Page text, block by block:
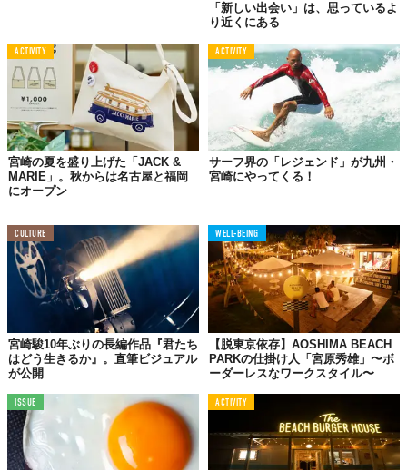
「新しい出会い」は、思っているよ
り近くにある
ACTIVITY
宮崎の夏を盛り上げた「JACK &
MARIE」。秋からは名古屋と福岡
にオープン
ACTIVITY
サーフ界の「レジェンド」が九州・
宮崎にやってくる！
CULTURE
宮崎駿10年ぶりの長編作品『君たち
はどう生きるか』。直筆ビジュアル
が公開
WELL-BEING
【脱東京依存】AOSHIMA BEACH
PARKの仕掛け人「宮原秀雄」〜ボ
ーダーレスなワークスタイル〜
ISSUE ACTIVITY